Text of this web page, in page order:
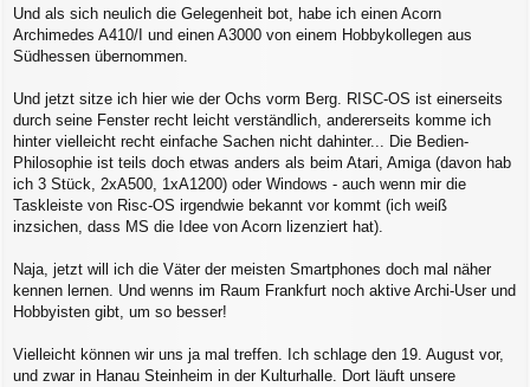
Und als sich neulich die Gelegenheit bot, habe ich einen Acorn
Archimedes A410/I und einen A3000 von einem Hobbykollegen aus
Südhessen übernommen.
Und jetzt sitze ich hier wie der Ochs vorm Berg. RISC-OS ist einerseits
durch seine Fenster recht leicht verständlich, andererseits komme ich
hinter vielleicht recht einfache Sachen nicht dahinter... Die Bedien-
Philosophie ist teils doch etwas anders als beim Atari, Amiga (davon hab
ich 3 Stück, 2xA500, 1xA1200) oder Windows - auch wenn mir die
Taskleiste von Risc-OS irgendwie bekannt vor kommt (ich weiß
inzsichen, dass MS die Idee von Acorn lizenziert hat).
Naja, jetzt will ich die Väter der meisten Smartphones doch mal näher
kennen lernen. Und wenns im Raum Frankfurt noch aktive Archi-User und
Hobbyisten gibt, um so besser!
Vielleicht können wir uns ja mal treffen. Ich schlage den 19. August vor,
und zwar in Hanau Steinheim in der Kulturhalle. Dort läuft unsere